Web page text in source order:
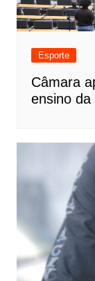
Esporte
Câmara
ensino